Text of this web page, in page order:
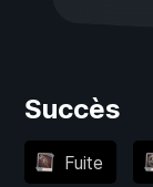
Succès
Fuite